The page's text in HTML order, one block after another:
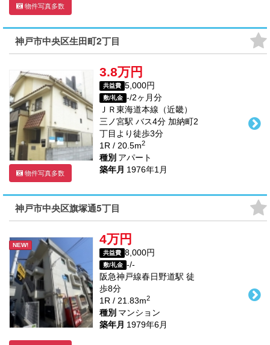
物件写真多数
神戸市中央区生田町2丁目
物件写真多数
3.8万円
共益費 5,000円
敷/礼金 -/2ヶ月分
ＪＲ東海道本線（近畿）
三ノ宮駅 バス4分 加納町2
丁目より徒歩3分
1R / 20.5m2
種別 アパート
築年月 1976年1月
神戸市中央区旗塚通5丁目
NEW! 4万円
共益費 8,000円
敷/礼金 -/-
阪急神戸線春日野道駅 徒
歩8分
1R / 21.83m2
種別 マンション
築年月 1979年6月